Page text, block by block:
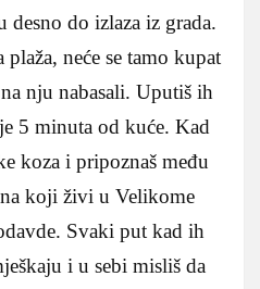
desno do izlaza iz grada.
neće se tamo kupat
nju nabasali. Uputiš ih
5 minuta od kuće. Kad
koza i pripoznaš među
koji živi u Velikome
Svaki put kad ih
i u sebi misliš da